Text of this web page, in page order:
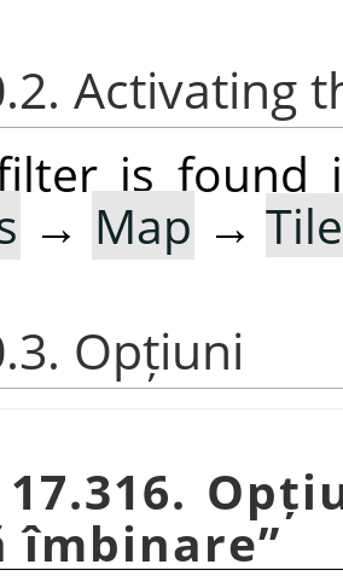
Activating
is found
→ Map →
Opțiuni
17.316.
îmbinare”